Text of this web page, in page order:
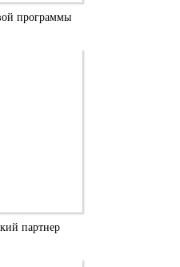
программы
партнер